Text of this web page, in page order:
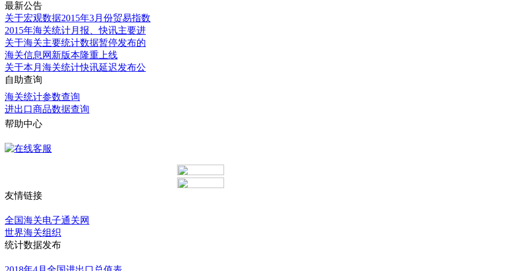
最新公告
关于宏观数据2015年3月份贸易指数
2015年海关统计月报、快讯主要进
关于海关主要统计数据暂停发布的
海关信息网新版本隆重上线
关于本月海关统计快讯延迟发布公
自助查询
海关统计参数查询
进出口商品数据查询
帮助中心
友情链接
全国海关电子通关网
世界海关组织
统计数据发布